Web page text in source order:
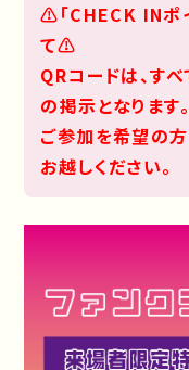
⚠️「CHECK INポ
て⚠️
QRコードは、す
の掲示となります。
ご参加を希望の方
お越しください。